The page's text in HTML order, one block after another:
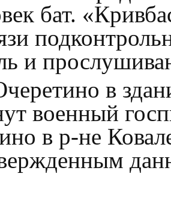
бат.
и
в
военный
в р-не